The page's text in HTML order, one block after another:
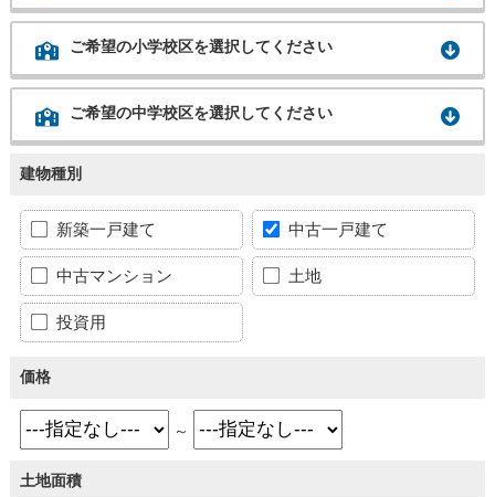
ご希望の小学校区を選択してください
ご希望の中学校区を選択してください
建物種別
新築一戸建て 中古一戸建て
中古マンション 土地
投資用
価格
～
土地面積